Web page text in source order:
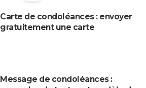
Carte de condoléances : envoyer
gratuitement une carte
Message de condoléances :